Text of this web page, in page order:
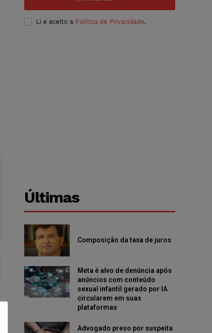
Li e aceito a Política de Privacidade.
Últimas
Composição da taxa de juros
Meta é alvo de denúncia após
anúncios com conteúdo
sexual infantil gerado por IA
circularem em suas
plataformas
Advogado preso por suspeita